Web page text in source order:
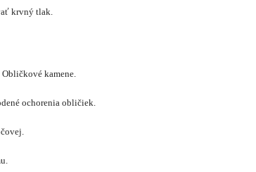
krvný tlak.
kamene.
ochorenia obličiek.